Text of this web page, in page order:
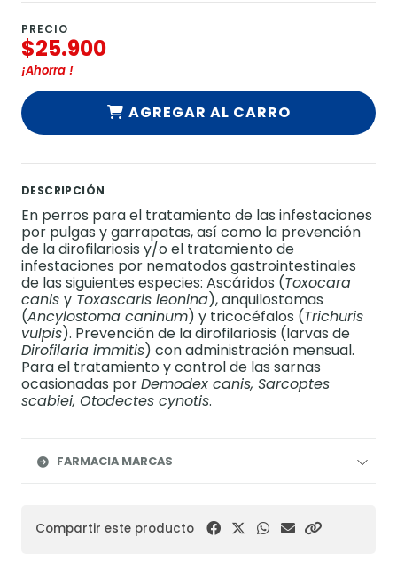
PRECIO
$25.900
¡Ahorra !
AGREGAR AL CARRO
DESCRIPCIÓN
En perros para el tratamiento de las infestaciones
por pulgas y garrapatas, así como la prevención
de la dirofilariosis y/o el tratamiento de
infestaciones por nematodos gastrointestinales
de las siguientes especies: Ascáridos (Toxocara
canis y Toxascaris leonina), anquilostomas
(Ancylostoma caninum) y tricocéfalos (Trichuris
vulpis). Prevención de la dirofilariosis (larvas de
Dirofilaria immitis) con administración mensual.
Para el tratamiento y control de las sarnas
ocasionadas porDemodex canis, Sarcoptes
scabiei, Otodectes cynotis.
FARMACIA MARCAS
Compartir este producto